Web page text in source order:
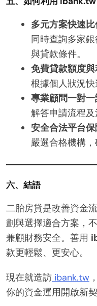
多元方案快速
同時查詢多家
與貸款條件。
免費貸款額度
根據個人狀況快
專業顧問一對
解答申請流程及
安全合法平台
嚴選合格機構，
六、結語
二胎房貸是改善資金
劃與選擇適合方案，
兼顧財務安全。善用
款更輕鬆、更安心。
現在就造訪 ibank.tw
你的資金運用開啟新契